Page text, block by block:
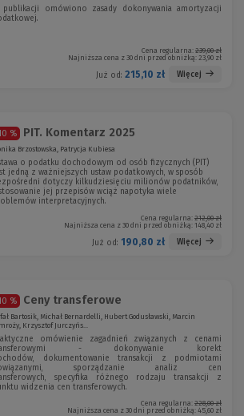
publikacji omówiono zasady dokonywania amortyzacji
Cena regularna: 239,00 zł
Najniższa cena z 30 dni przed obniżką: 23,90 zł
Już od: 215,10 zł Więcej
% PIT. Komentarz 2025
Brzostowska, Patrycja Kubiesa
o podatku dochodowym od osób fizycznych (PIT)
jedną z ważniejszych ustaw podatkowych, w sposób
dotyczy kilkudziesięciu milionów podatników,
jej przepisów wciąż napotyka wiele
interpretacyjnych.
Cena regularna: 212,00 zł
Najniższa cena z 30 dni przed obniżką: 148,40 zł
Już od: 190,80 zł Więcej
% Ceny transferowe
Bartosik, Michał Bernardelli, Hubert Godusławski, Marcin
Krzysztof Jurczyńs...
omówienie zagadnień związanych z cenami
- dokonywanie korekt
dokumentowanie transakcji z podmiotami
sporządzanie analiz cen
specyfika różnego rodzaju transakcji z
widzenia cen transferowych.
Cena regularna: 228,00 zł
Najniższa cena z 30 dni przed obniżką: 45,60 zł